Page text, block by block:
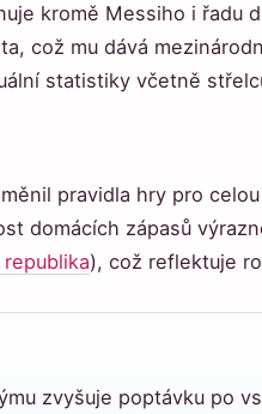
kromě Messiho i řadu
což mu dává
statistiky včetně
pravidla hry pro
domácích zápasů
), což reflektuje
zvyšuje poptávku po